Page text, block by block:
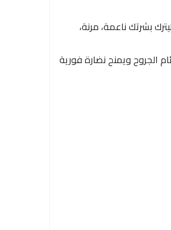
بشرتك ناعمة، مرنة،
الجروح ويمنح نضارة فورية